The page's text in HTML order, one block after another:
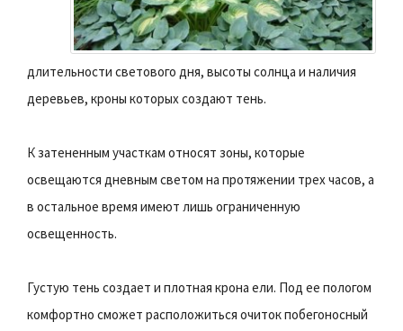
длительности светового дня, высоты солнца и наличия
деревьев, кроны которых создают тень.
К затененным участкам относят зоны, которые
освещаются дневным светом на протяжении трех часов, а
в остальное время имеют лишь ограниченную
освещенность.
Густую тень создает и плотная крона ели. Под ее пологом
комфортно сможет расположиться очиток побегоносный